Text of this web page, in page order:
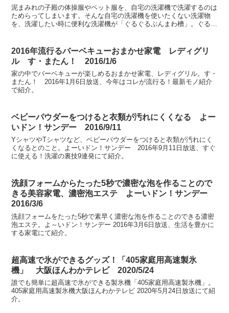
泥まみれの子殿の体操服やペット服を、自宅の洗濯機で洗濯するのは
ためらってしまいます。そんな自宅の洗濯機を使いたくない洗濯物
を、洗濯したい時に便利な洗濯機が「ぐるぐるぶんまわ槽」。ぐるぐ
2016年流行るバーベキューおまかせ家電 レディグリ
ル す・またん！ 2016/1/6
家の中でバーベキューが楽しめるおまかせ家電、レディグリル。す・
またん！ 2016年1月6日放送、今年はコレが流行る！最新モノ紹介
で紹介。
ベビーパウダーをつけると衣類が汚れにくくなる よー
いドン！サンデー 2016/9/11
YシャツやTシャツなど、ベビーパウダーをつけると衣類が汚れにく
くなるとのこと。よーいドン！サンデー 2016年9月11日放送、すぐ
に使える！洗濯の裏技9連発にて紹介。
洗顔フォームからたった5秒で濃密な泡を作ることので
きる美容家電、濃密泡エステ よーいドン！サンデー
2016/3/6
洗顔フォームをたった5秒で素早く濃密な泡を作ることのできる濃密
泡エステ。よ～いドン！サンデー 2016年3月6日放送、生活を豊かに
する家電にて紹介。
超高速で氷ができるグッズ！「405家庭用高速製氷
機」 大阪ほんわかテレビ 2020/5/24
誰でも簡単に超高速で氷ができる製氷機「405家庭用高速製氷機」。
405家庭用高速製氷機大阪ほんわかテレビ 2020年5月24日放送にて紹
介。